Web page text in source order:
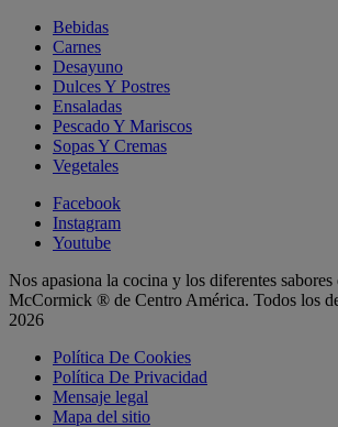
Bebidas
Carnes
Desayuno
Dulces Y Postres
Ensaladas
Pescado Y Mariscos
Sopas Y Cremas
Vegetales
Facebook
Instagram
Youtube
Nos apasiona la cocina y los diferentes sabores
McCormick ® de Centro América. Todos los
2026
Política De Cookies
Política De Privacidad
Mensaje legal
Mapa del sitio